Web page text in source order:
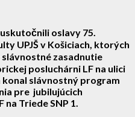
oslavy 75.
UPJŠ v Košiciach, ktorých
zasadnutie
posluchárni LF na ulici
slávnostný program
pre jubilujúcich
Triede SNP 1.